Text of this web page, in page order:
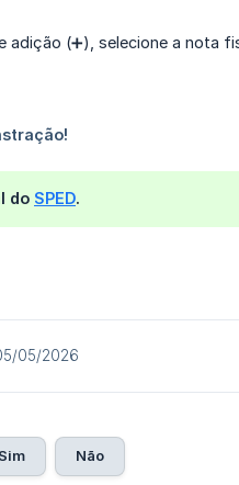
adição (➕), selecione a nota
do SPED.
05/2026
Sim Não